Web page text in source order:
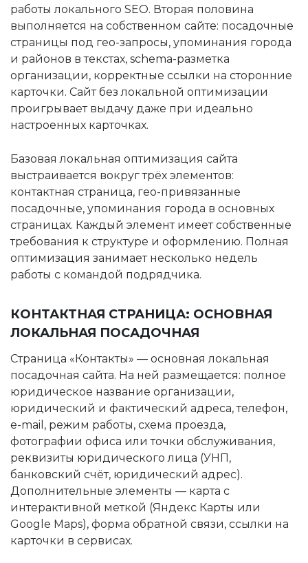
работы локального SEO. Вторая половина
выполняется на собственном сайте: посадочные
страницы под гео-запросы, упоминания города
и районов в текстах, schema-разметка
организации, корректные ссылки на сторонние
карточки. Сайт без локальной оптимизации
проигрывает выдачу даже при идеально
настроенных карточках.
Базовая локальная оптимизация сайта
выстраивается вокруг трёх элементов:
контактная страница, гео-привязанные
посадочные, упоминания города в основных
страницах. Каждый элемент имеет собственные
требования к структуре и оформлению. Полная
оптимизация занимает несколько недель
работы с командой подрядчика.
КОНТАКТНАЯ СТРАНИЦА: ОСНОВНАЯ
ЛОКАЛЬНАЯ ПОСАДОЧНАЯ
Страница «Контакты» — основная локальная
посадочная сайта. На ней размещается: полное
юридическое название организации,
юридический и фактический адреса, телефон,
e-mail, режим работы, схема проезда,
фотографии офиса или точки обслуживания,
реквизиты юридического лица (УНП,
банковский счёт, юридический адрес).
Дополнительные элементы — карта с
интерактивной меткой (Яндекс Карты или
Google Maps), форма обратной связи, ссылки на
карточки в сервисах.